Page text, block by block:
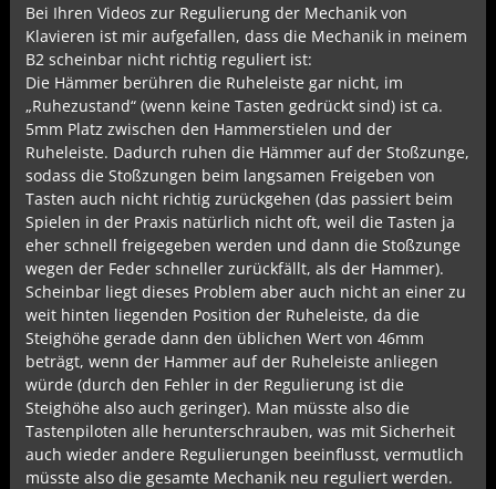
Bei Ihren Videos zur Regulierung der Mechanik von
Klavieren ist mir aufgefallen, dass die Mechanik in meinem
B2 scheinbar nicht richtig reguliert ist:
Die Hämmer berühren die Ruheleiste gar nicht, im
„Ruhezustand“ (wenn keine Tasten gedrückt sind) ist ca.
5mm Platz zwischen den Hammerstielen und der
Ruheleiste. Dadurch ruhen die Hämmer auf der Stoßzunge,
sodass die Stoßzungen beim langsamen Freigeben von
Tasten auch nicht richtig zurückgehen (das passiert beim
Spielen in der Praxis natürlich nicht oft, weil die Tasten ja
eher schnell freigegeben werden und dann die Stoßzunge
wegen der Feder schneller zurückfällt, als der Hammer).
Scheinbar liegt dieses Problem aber auch nicht an einer zu
weit hinten liegenden Position der Ruheleiste, da die
Steighöhe gerade dann den üblichen Wert von 46mm
beträgt, wenn der Hammer auf der Ruheleiste anliegen
würde (durch den Fehler in der Regulierung ist die
Steighöhe also auch geringer). Man müsste also die
Tastenpiloten alle herunterschrauben, was mit Sicherheit
auch wieder andere Regulierungen beeinflusst, vermutlich
müsste also die gesamte Mechanik neu reguliert werden.